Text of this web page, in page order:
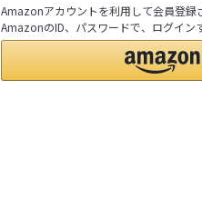
Amazonアカウントを利用して会員登録
AmazonのID、パスワードで、ログイン